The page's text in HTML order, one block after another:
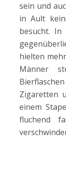
sein und
in Ault
besucht.
hielten
Männer
Zigaretten
einem
fluchend